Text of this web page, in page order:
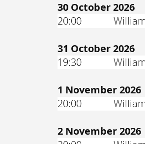
30 October 2026
20:00
31 October 2026
19:30
1 November 2026
20:00
2 November 2026